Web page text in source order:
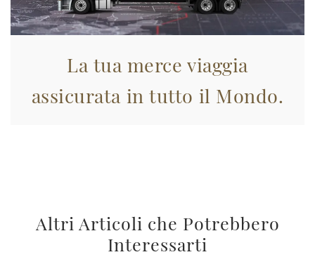
La tua merce viaggia
assicurata in tutto il Mondo.
Altri Articoli che Potrebbero
Interessarti